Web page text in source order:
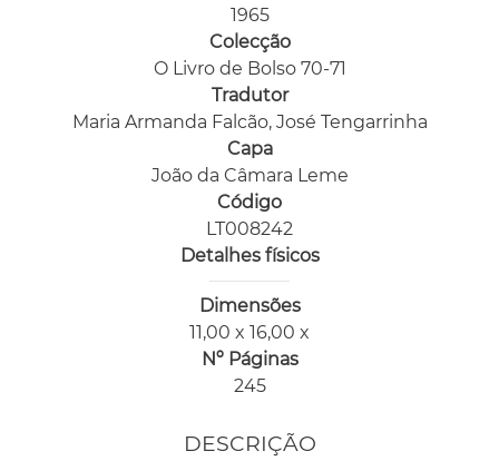
1965
Colecção
O Livro de Bolso 70-71
Tradutor
Maria Armanda Falcão, José Tengarrinha
Capa
João da Câmara Leme
Código
LT008242
Detalhes físicos
Dimensões
11,00 x 16,00 x
Nº Páginas
245
DESCRIÇÃO